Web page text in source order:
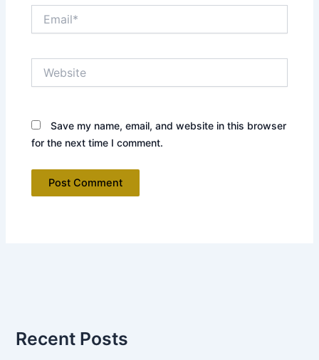
Save my name, email, and website in this browser
for the next time I comment.
Recent Posts